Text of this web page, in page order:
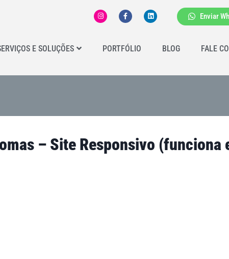
Enviar
E SOLUÇÕES PORTFÓLIO BLOG FALE
– Site Responsivo (funciona